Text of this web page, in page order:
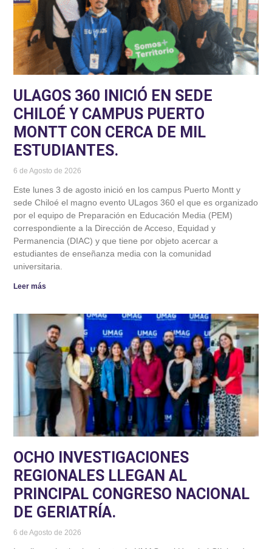
ULAGOS 360 INICIÓ EN SEDE
CHILOÉ Y CAMPUS PUERTO
MONTT CON CERCA DE MIL
ESTUDIANTES.
6 de Agosto de 2026
Este lunes 3 de agosto inició en los campus Puerto Montt y
sede Chiloé el magno evento ULagos 360 el que es organizado
por el equipo de Preparación en Educación Media (PEM)
correspondiente a la Dirección de Acceso, Equidad y
Permanencia (DIAC) y que tiene por objeto acercar a
estudiantes de enseñanza media con la comunidad
universitaria.
Leer más
OCHO INVESTIGACIONES
REGIONALES LLEGAN AL
PRINCIPAL CONGRESO NACIONAL
DE GERIATRÍA.
6 de Agosto de 2026